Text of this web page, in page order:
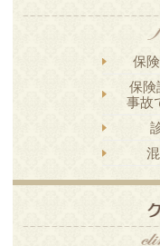
保
保険
事故